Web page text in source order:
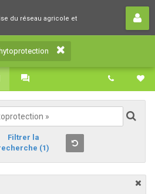
du réseau agricole et
du réseau agricole et
Filtrer la
(1)